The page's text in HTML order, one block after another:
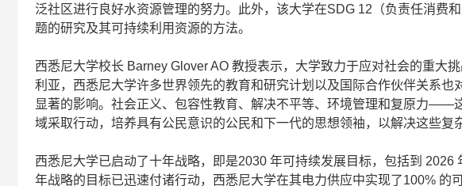
泛社区进行良好水资源管理的努力。此外，该大学在SDG 12（负责任消费
题的研究及其可持续利用资源的方法。
西悉尼大学校长 Barney Glover AO 教授表示，大学致力于应对社会的重大
利亚，西悉尼大学许多世界领先的教育和研究计划以及国际合作伙伴关系
显著的影响。社会正义、包容性教育、解决不平等、环境管理和复原力——
域采取行动，培养具有公民意识的公民和下一代的思想领袖，以解决这些复
西悉尼大学已启动了十年战略，即是2030 年可持续发展目标，包括到
年战略的目标已迅速付诸行动，西悉尼大学在其电力供应中实现了100% 的